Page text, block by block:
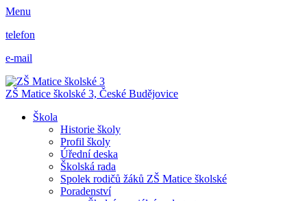
Menu
telefon
e-mail
ZŠ Matice školské 3, České Budějovice
Škola
Historie školy
Profil školy
Úřední deska
Školská rada
Spolek rodičů žáků ZŠ Matice školské
Poradenství